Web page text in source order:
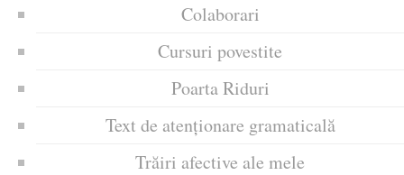
Colaborari
Cursuri povestite
Poarta Riduri
Text de atenționare gramaticală
Trăiri afective ale mele